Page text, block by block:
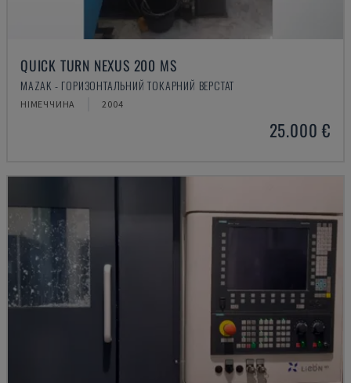
QUICK TURN NEXUS 200 MS
MAZAK - ГОРИЗОНТАЛЬНИЙ ТОКАРНИЙ ВЕРСТАТ
НІМЕЧЧИНА 2004
25.000 €